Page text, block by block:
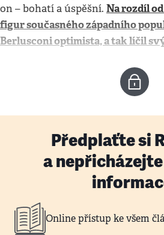
on – bohatí a úspěšní. Na rozdíl
figur současného západního
Berlusconi optimista, a tak líčil
Předplaťte si
a
Online přístup ke všem